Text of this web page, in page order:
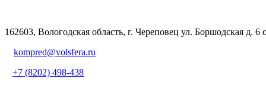
162603, Вологодская область, г. Череповец ул. Боршодская д. 6
kompred@volsfera.ru
+7 (8202) 498-438